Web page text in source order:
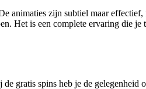
animaties zijn subtiel maar
Het is een complete ervaring die
gratis spins heb je de gelegenheid